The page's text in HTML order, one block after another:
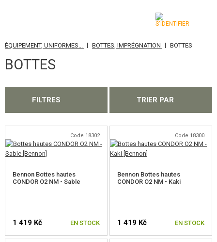
CATÉGORIES
AIRSOFT GUNS
LANCE-GRENADES, GRENADES
BATTERIES, CHARGEURS
CHARGEURS, BB LOADER
ÉQUIPEMENT, UNIFORMES...
ÉQUIPEMENT, UNIFORMES... | BOTTES, IMPRÉGNATION | BOTTES
BOTTES
FILTRES TRIER PAR
Code 18302
Bennon Bottes hautes
CONDOR O2 NM - Sable
1 419 Kč EN STOCK
Code 18300
Bennon Bottes hautes
CONDOR O2 NM - Kaki
1 419 Kč EN STOCK